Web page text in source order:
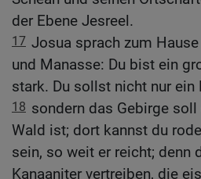
der Ebene Jesreel.
17 Josua sprach zum
und Manasse: Du bist ein
stark. Du sollst nicht nur ein
18 sondern das Gebirge
Wald ist; dort kannst du
sein, so weit er reicht; denn
Kanaaniter vertreiben, die